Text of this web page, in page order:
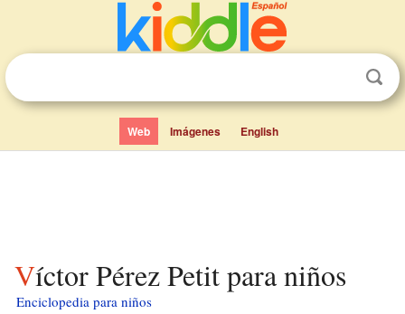
Web Imágenes English
Víctor Pérez Petit para niños
Enciclopedia para niños